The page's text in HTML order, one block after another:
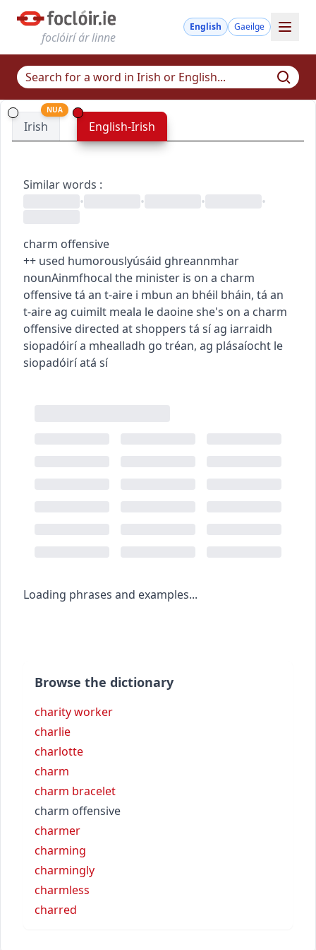
foclóirí ár linne
English Gaeilge
Irish
NUA
English-Irish
Similar words :
•
• • •
charm offensive
++ used humorouslyúsáid ghreannmhar
nounAinmfhocal the minister is on a charm
offensivetá an t-aire i mbun an bhéil bháin, tá an
t-aire ag cuimilt meala le daoineshe's on a charm
offensive directed at shoppers tá sí ag iarraidh
siopadóirí a mhealladh go tréan, ag plásaíocht le
siopadóirí atá sí
Loading phrases and examples...
Browse the dictionary
charity worker
charlie
charlotte
charm
charm bracelet
charm offensive
charmer
charming
charmingly
charmless
charred